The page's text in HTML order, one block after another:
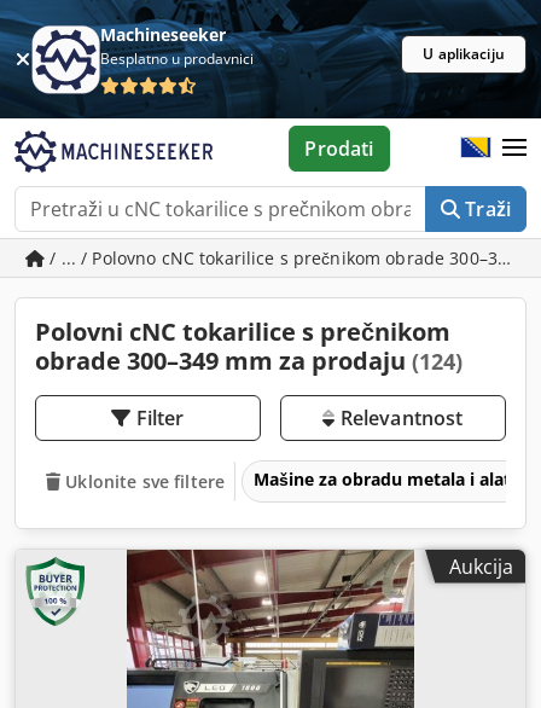
Machineseeker
Besplatno u prodavnici U aplikaciju
Traži
Prodati
/ ... / Polovno cNC tokarilice s prečnikom obrade 300–349
Polovni cNC tokarilice s prečnikom
obrade 300–349 mm za prodaju (124)
Filter Relevantnost
Uklonite sve filtere Mašine za obradu metala i alatne
Aukcija